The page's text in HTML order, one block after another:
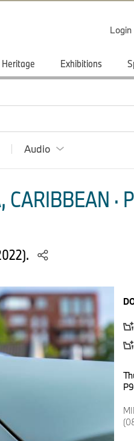
Login
Heritage Exhibitions
Audio
·